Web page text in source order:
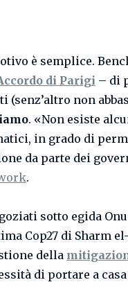
è semplice.
di Parigi – di
(senz’altro non
. «Non esiste
in grado di
da parte dei
.
sotto egida
Cop27 di Sharm
della
di portare a